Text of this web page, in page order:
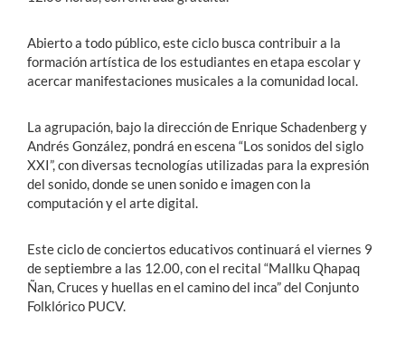
Abierto a todo público, este ciclo busca contribuir a la
formación artística de los estudiantes en etapa escolar y
acercar manifestaciones musicales a la comunidad local.
La agrupación, bajo la dirección de Enrique Schadenberg y
Andrés González, pondrá en escena “Los sonidos del siglo
XXI”, con diversas tecnologías utilizadas para la expresión
del sonido, donde se unen sonido e imagen con la
computación y el arte digital.
Este ciclo de conciertos educativos continuará el viernes 9
de septiembre a las 12.00, con el recital “Mallku Qhapaq
Ñan, Cruces y huellas en el camino del inca” del Conjunto
Folklórico PUCV.